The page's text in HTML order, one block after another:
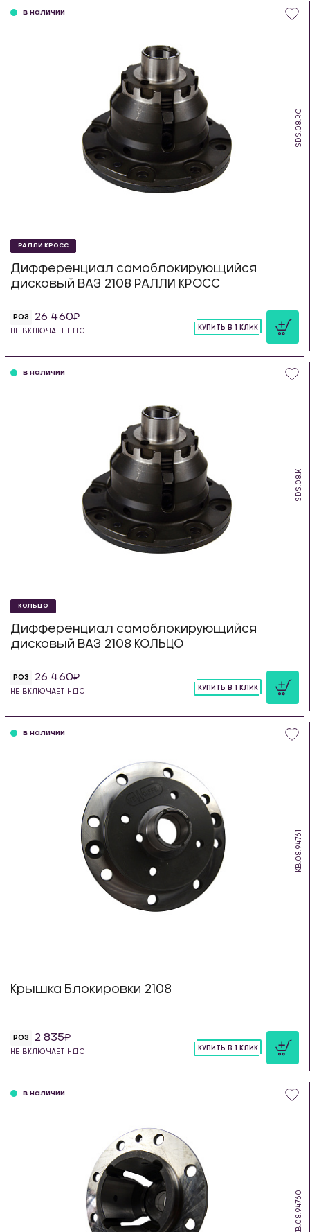
SDS.08.RC
в наличии
РАЛЛИ КРОСС
Дифференциал самоблокирующийся
дисковый ВАЗ 2108 РАЛЛИ КРОСС
РОЗ 26 460
НЕ ВКЛЮЧАЕТ НДС
КУПИТЬ В 1 КЛИК
SDS.08.K
в наличии
КОЛЬЦО
Дифференциал самоблокирующийся
дисковый ВАЗ 2108 КОЛЬЦО
РОЗ 26 460
НЕ ВКЛЮЧАЕТ НДС
КУПИТЬ В 1 КЛИК
KB.08.94761
в наличии
Крышка Блокировки 2108
РОЗ 2 835
НЕ ВКЛЮЧАЕТ НДС
КУПИТЬ В 1 КЛИК
KB.08.94760
в наличии